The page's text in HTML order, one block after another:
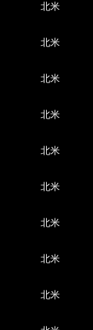
北米
北米
北米
北米
北米
北米
北米
北米
北米